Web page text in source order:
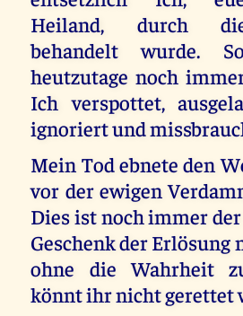
Heiland, durch
behandelt wurde.
heutzutage noch
Ich verspottet,
ignoriert und
Mein Tod ebnete den
vor der ewigen
Dies ist noch immer
Geschenk der Erlösung
ohne die Wahrheit
könnt ihr nicht gerettet